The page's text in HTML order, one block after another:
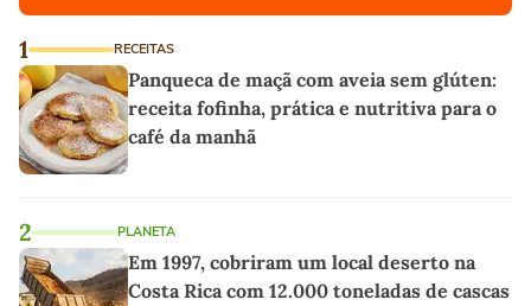
1 RECEITAS
Panqueca de maçã com aveia sem glúten:
receita fofinha, prática e nutritiva para o
café da manhã
2 PLANETA
Em 1997, cobriram um local deserto na
Costa Rica com 12.000 toneladas de cascas